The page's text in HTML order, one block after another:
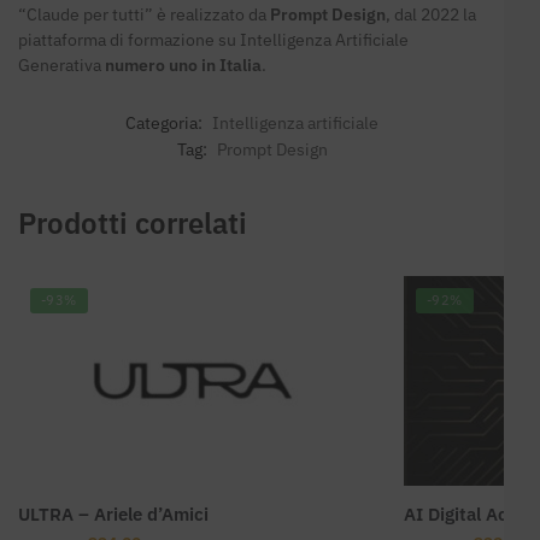
“Claude per tutti” è realizzato da Prompt Design, dal 2022 la
piattaforma di formazione su Intelligenza Artificiale
Generativa numero uno in Italia.
Categoria: Intelligenza artificiale
Tag: Prompt Design
Prodotti correlati
-93%
ULTRA – Ariele d’Amici
-92%
AI Digital